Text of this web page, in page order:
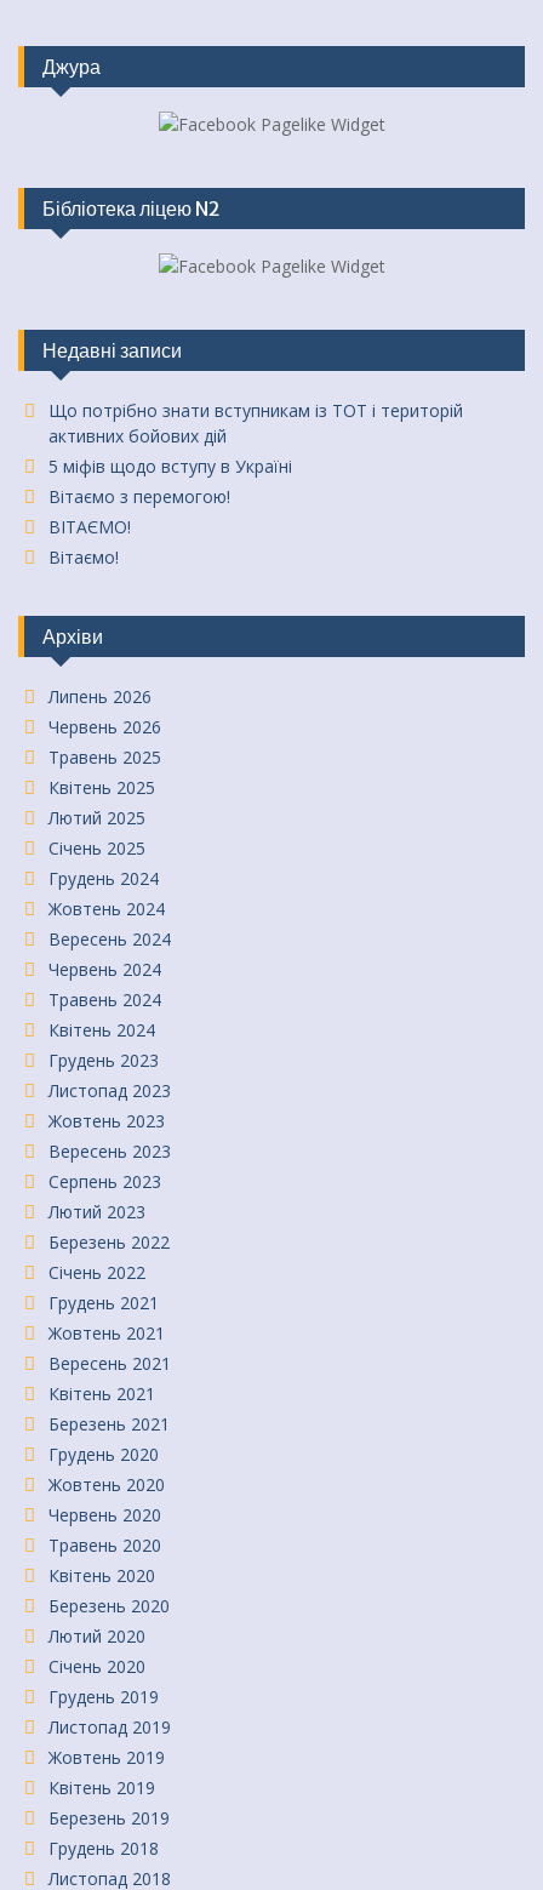
Джура
Бібліотека ліцею N2
Недавні записи
Що потрібно знати вступникам із ТОТ і територій
активних бойових дій
5 міфів щодо вступу в Україні
Вітаємо з перемогою!
ВІТАЄМО!
Вітаємо!
Архіви
Липень 2026
Червень 2026
Травень 2025
Квітень 2025
Лютий 2025
Січень 2025
Грудень 2024
Жовтень 2024
Вересень 2024
Червень 2024
Травень 2024
Квітень 2024
Грудень 2023
Листопад 2023
Жовтень 2023
Вересень 2023
Серпень 2023
Лютий 2023
Березень 2022
Січень 2022
Грудень 2021
Жовтень 2021
Вересень 2021
Квітень 2021
Березень 2021
Грудень 2020
Жовтень 2020
Червень 2020
Травень 2020
Квітень 2020
Березень 2020
Лютий 2020
Січень 2020
Грудень 2019
Листопад 2019
Жовтень 2019
Квітень 2019
Березень 2019
Грудень 2018
Листопад 2018